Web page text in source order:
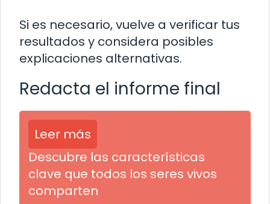
Si es necesario, vuelve a verificar tus
resultados y considera posibles
explicaciones alternativas.
Redacta el informe final
Leer más
Descubre las características
clave que todos los seres vivos
comparten